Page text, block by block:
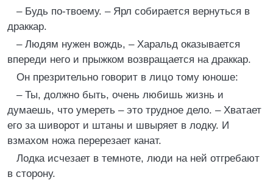
– Будь по-твоему. – Ярл собирается вернуться в
драккар.
– Людям нужен вождь, – Харальд оказывается
впереди него и прыжком возвращается на драккар.
Он презрительно говорит в лицо тому юноше:
– Ты, должно быть, очень любишь жизнь и
думаешь, что умереть – это трудное дело. – Хватает
его за шиворот и штаны и швыряет в лодку. И
взмахом ножа перерезает канат.
Лодка исчезает в темноте, люди на ней отгребают
в сторону.